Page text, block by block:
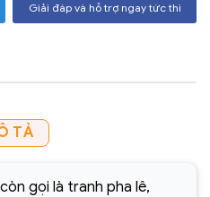
Giải đáp và hỗ trợ ngay tức thì
TẢ
gọi là tranh pha lê,